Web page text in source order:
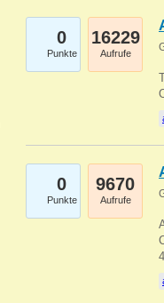
0
Punkte
16229
Aufrufe
0
Punkte
9670
Aufrufe